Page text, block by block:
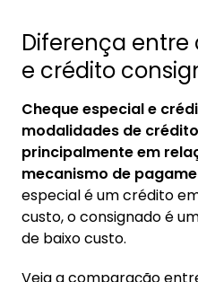
Diferença
e crédito
Cheque especial e
modalidades de
principalmente em
mecanismo de
especial é um crédito
custo, o consignado é
de baixo custo.